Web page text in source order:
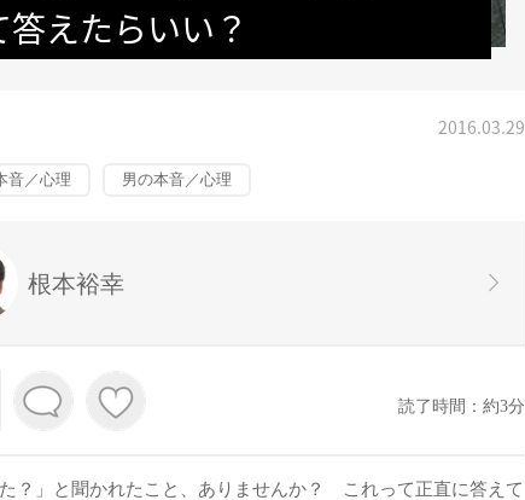
えたらいい？
2016.03.29
音／心理 男の本音／心理
根本裕幸
読了時間：約3分
？」と聞かれたこと、ありませんか？ これって正直に答えて